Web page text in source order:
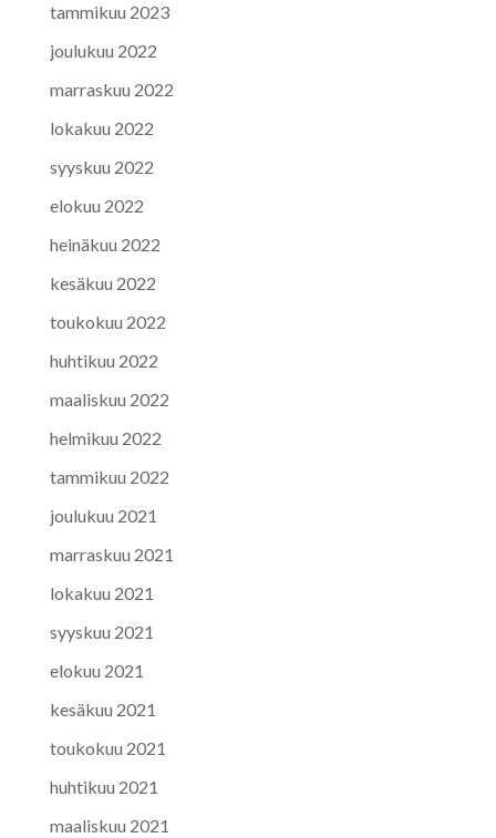
tammikuu 2023
joulukuu 2022
marraskuu 2022
lokakuu 2022
syyskuu 2022
elokuu 2022
heinäkuu 2022
kesäkuu 2022
toukokuu 2022
huhtikuu 2022
maaliskuu 2022
helmikuu 2022
tammikuu 2022
joulukuu 2021
marraskuu 2021
lokakuu 2021
syyskuu 2021
elokuu 2021
kesäkuu 2021
toukokuu 2021
huhtikuu 2021
maaliskuu 2021